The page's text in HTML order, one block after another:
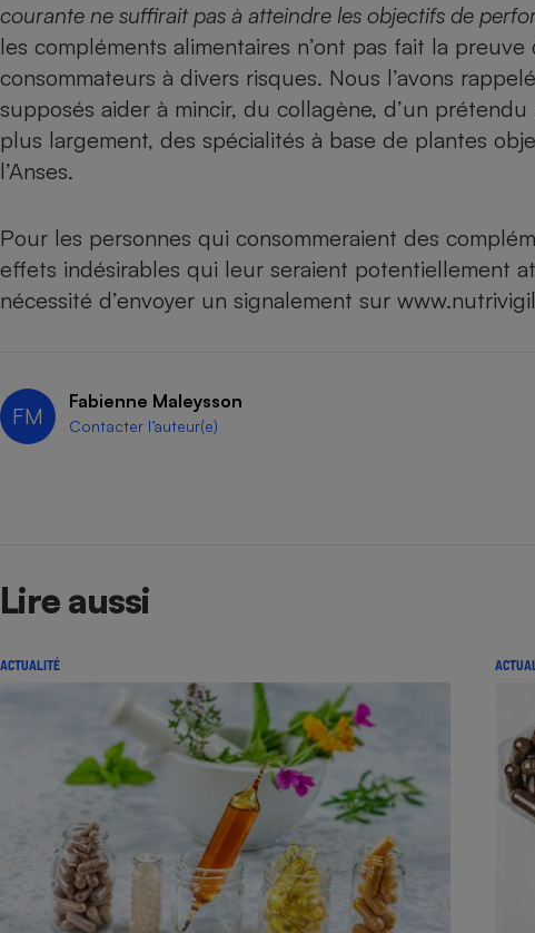
courante ne suffirait pas à atteindre les objectifs de
les compléments alimentaires n’ont pas fait la
consommateurs à divers risques. Nous l’avons
supposés aider à mincir, du collagène, d’un prétendu
plus largement, des spécialités à base de plantes
l’Anses.
Pour les personnes qui consommeraient des
effets indésirables qui leur seraient potentiellement
nécessité d’envoyer un signalement sur
FM
Fabienne Maleysson
Contacter l’auteur(e)
Lire aussi
ACTUALITÉ